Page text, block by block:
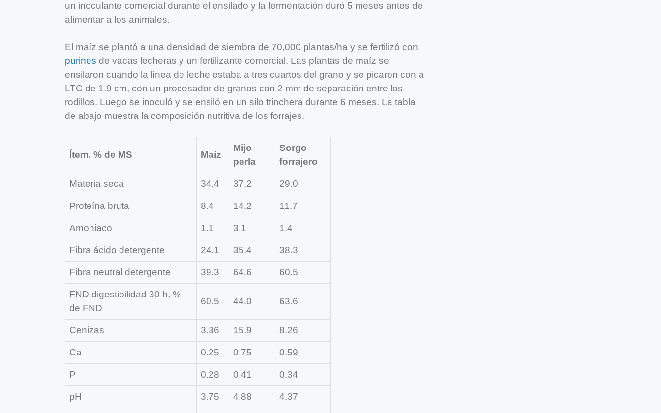
un inoculante comercial durante el ensilado y la fermentación duró 5 meses antes de
alimentar a los animales.
El maíz se plantó a una densidad de siembra de 70,000 plantas/ha y se fertilizó con
purines de vacas lecheras y un fertilizante comercial. Las plantas de maíz se
ensilaron cuando la línea de leche estaba a tres cuartos del grano y se picaron con a
LTC de 1.9 cm, con un procesador de granos con 2 mm de separación entre los
rodillos. Luego se inoculó y se ensiló en un silo trinchera durante 6 meses. La tabla
de abajo muestra la composición nutritiva de los forrajes.
Ítem, % de MS Maíz
Mijo
perla
Sorgo
forrajero
Materia seca 34.4 37.2 29.0
Proteína bruta 8.4 14.2 11.7
Amoniaco 1.1 3.1 1.4
Fibra ácido detergente 24.1 35.4 38.3
Fibra neutral detergente 39.3 64.6 60.5
FND digestibilidad 30 h, %
de FND
60.5 44.0 63.6
Cenizas 3.36 15.9 8.26
Ca 0.25 0.75 0.59
P 0.28 0.41 0.34
pH 3.75 4.88 4.37